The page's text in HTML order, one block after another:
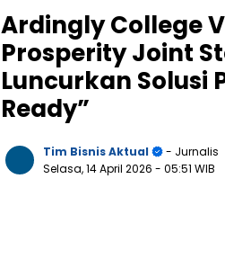
Ardingly College
Prosperity Joint
Luncurkan Solusi
Ready”
Tim Bisnis Aktual
- Jurnalis
Selasa, 14 April 2026 - 05:51 WIB